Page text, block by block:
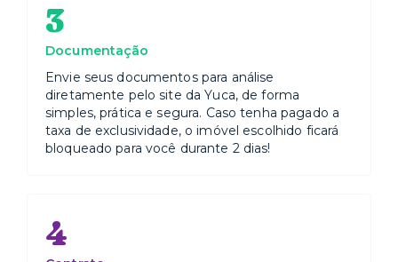
3
Documentação
Envie seus documentos para análise
diretamente pelo site da Yuca, de forma
simples, prática e segura. Caso tenha pagado a
taxa de exclusividade, o imóvel escolhido ficará
bloqueado para você durante 2 dias!
4